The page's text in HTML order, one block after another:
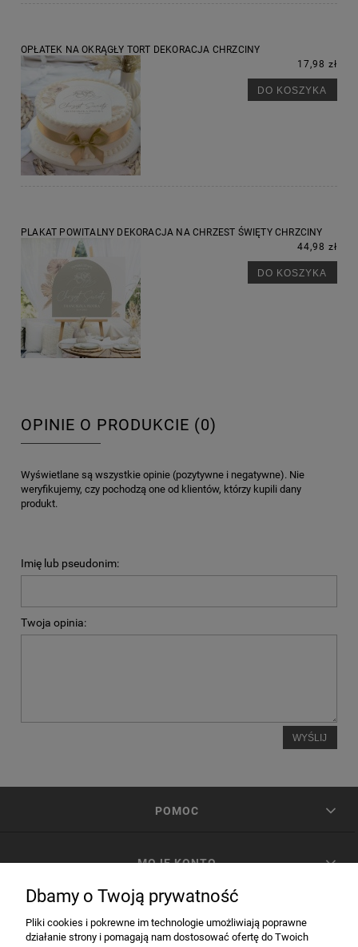
OPŁATEK NA OKRĄGŁY TORT DEKORACJA CHRZCINY
17,98 zł
DO KOSZYKA
PLAKAT POWITALNY DEKORACJA NA CHRZEST ŚWIĘTY CHRZCINY
44,98 zł
DO KOSZYKA
OPINIE O PRODUKCIE (0)
Wyświetlane są wszystkie opinie (pozytywne i negatywne). Nie
weryfikujemy, czy pochodzą one od klientów, którzy kupili dany
produkt.
Imię lub pseudonim:
Twoja opinia:
WYŚLIJ
POMOC
MOJE KONTO
Dbamy o Twoją prywatność
Pliki cookies i pokrewne im technologie umożliwiają poprawne
działanie strony i pomagają nam dostosować ofertę do Twoich